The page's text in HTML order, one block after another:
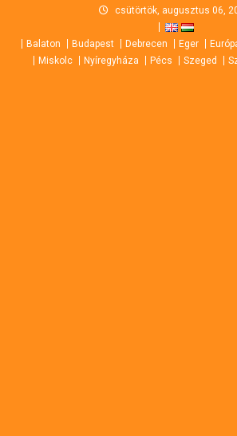
content
csütörtök, augusztus 06,
Balaton Budapest Debrecen Eger
Miskolc
Nyíregyháza Pécs Szeged